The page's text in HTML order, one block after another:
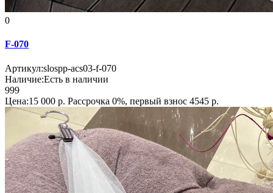
0
F-070
Артикул:slospp-acs03-f-070
Наличие:Есть в наличии
999
Цена:15 000 р. Рассрочка 0%, первый взнос 4545 р.